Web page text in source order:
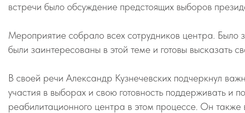
встречи было обсуждение предстоящих выборов
Мероприятие собрало всех сотрудников центра. Было
были заинтересованы в этой теме и готовы высказать
В своей речи Александр Кузнечевских подчеркнул
участия в выборах и свою готовность поддерживать и
реабилитационного центра в этом процессе. Он также